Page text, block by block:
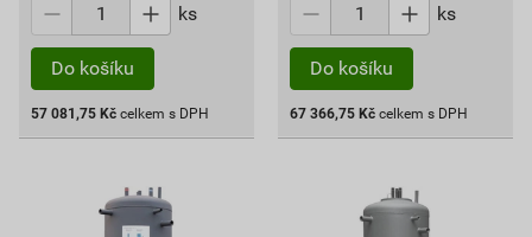
ks
Do košíku
57 081,75 Kč celkem s DPH
ks
Do košíku
67 366,75 Kč celkem s DPH